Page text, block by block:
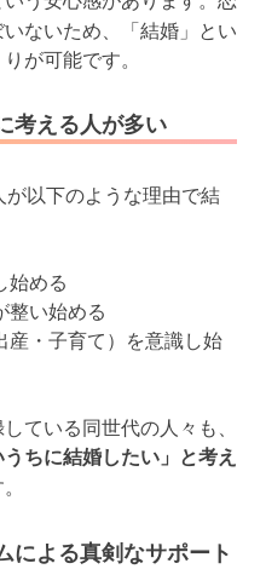
ないため、「結婚」とい
が可能です。
考える人が多い
以下のような理由で結
始める
整い始める
産・子育て）を意識し始
ている同世代の人々も、
ちに結婚したい」と考え
による真剣なサポート